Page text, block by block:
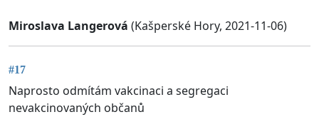
Miroslava Langerová (Kašperské Hory, 2021-11-06)
#17
Naprosto odmítám vakcinaci a segregaci
nevakcinovaných občanů